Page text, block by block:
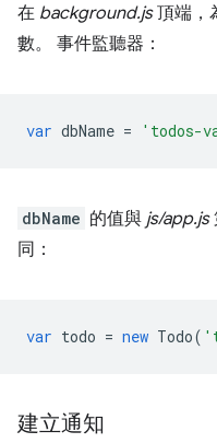
在 background.js頂端，
數。 事件監聽器：
var dbName = 'todos-
dbName 的值與 js/app.js
同：
var todo = new Todo(
建立通知